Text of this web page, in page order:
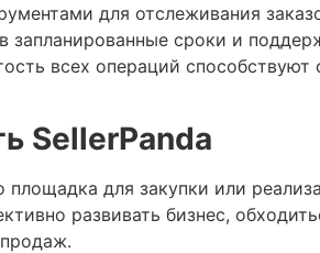
для отслеживания
запланированные сроки и
всех операций
SellerPanda
для закупки или
развивать бизнес,